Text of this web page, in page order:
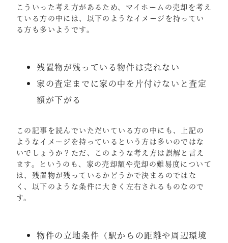
こういった考え方があるため、マイホームの売却を考え
ている方の中には、以下のようなイメージを持ってい
る方も多いようです。
残置物が残っている物件は売れない
家の査定までに家の中を片付けないと査定
額が下がる
この記事を読んでいただいている方の中にも、上記の
ようなイメージを持っているという方は多いのではな
いでしょうか？ただ、このような考え方は誤解と言え
ます。というのも、家の売却額や売却の難易度について
は、残置物が残っているかどうかで決まるのではな
く、以下のような条件に大きく左右されるものなので
す。
物件の立地条件（駅からの距離や周辺環境